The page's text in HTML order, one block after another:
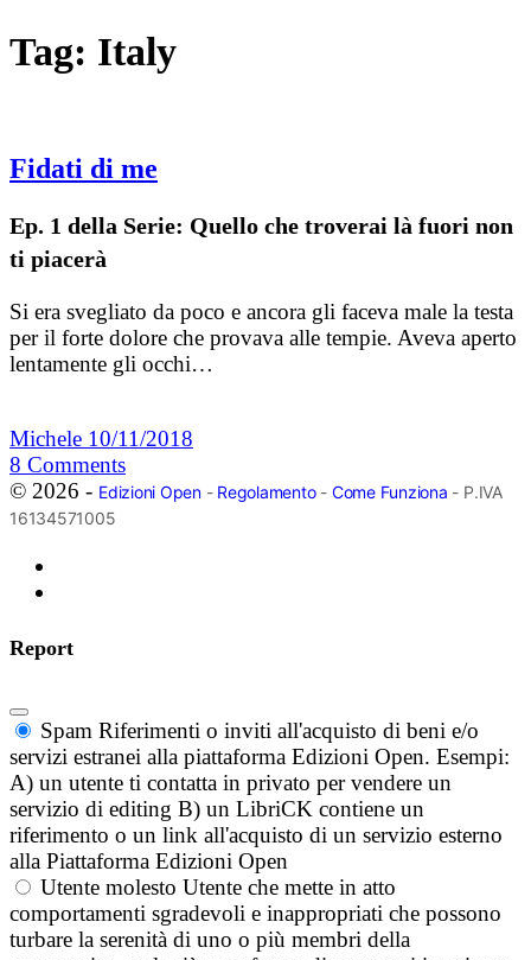
Tag: Italy
Fidati di me
Ep. 1 della Serie: Quello che troverai là fuori non
ti piacerà
Si era svegliato da poco e ancora gli faceva male la testa
per il forte dolore che provava alle tempie. Aveva aperto
lentamente gli occhi…
Michele 10/11/2018
8 Comments
© 2026 - Edizioni Open- Regolamento- Come Funziona - P.IVA
16134571005
Report
Spam Riferimenti o inviti all'acquisto di beni e/o
servizi estranei alla piattaforma Edizioni Open. Esempi:
A) un utente ti contatta in privato per vendere un
servizio di editing B) un LibriCK contiene un
riferimento o un link all'acquisto di un servizio esterno
alla Piattaforma Edizioni Open
Utente molesto Utente che mette in atto
comportamenti sgradevoli e inappropriati che possono
turbare la serenità di uno o più membri della